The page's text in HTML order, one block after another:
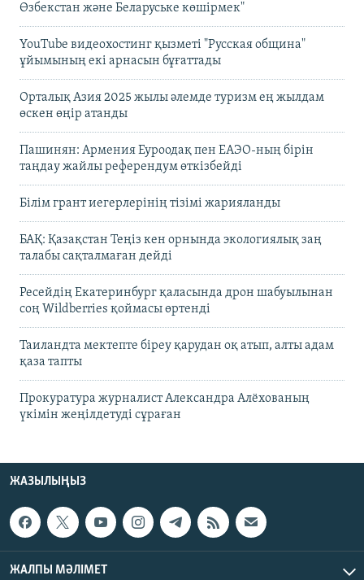
Өзбекстан және Беларуське көшірмек"
YouTube видеохостинг қызметі "Русская община"
ұйымының екі арнасын бұғаттады
Орталық Азия 2025 жылы әлемде туризм ең жылдам
өскен өңір атанды
Пашинян: Армения Еуроодақ пен ЕАЭО-ның бірін
таңдау жайлы референдум өткізбейді
Білім грант иегерлерінің тізімі жарияланды
БАҚ: Қазақстан Теңіз кен орнында экологиялық заң
талабы сақталмаған дейді
Ресейдің Екатеринбург қаласында дрон шабуылынан
соң Wildberries қоймасы өртенді
Таиландта мектепте біреу қарудан оқ атып, алты адам
қаза тапты
Прокуратура журналист Александра Алёхованың
үкімін жеңілдетуді сұраған
ЖАЗЫЛЫҢЫЗ
ЖАЛПЫ МӘЛІМЕТ